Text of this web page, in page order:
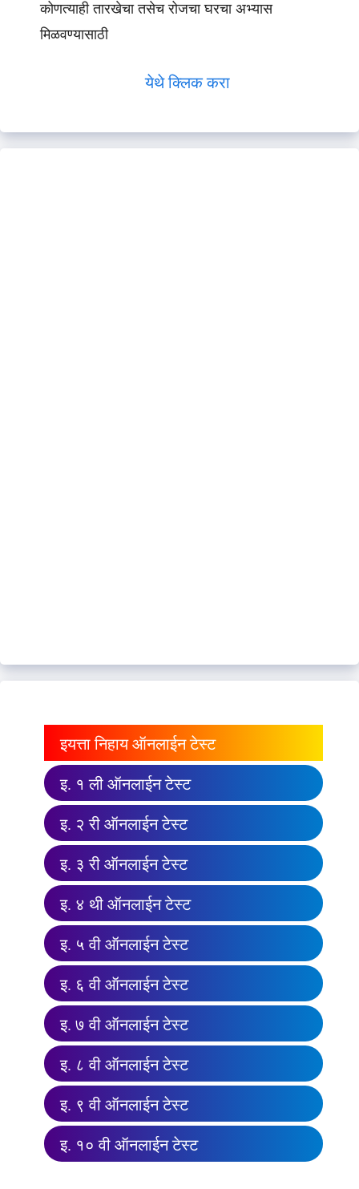
कोणत्याही तारखेचा तसेच रोजचा घरचा अभ्यास
मिळवण्यासाठी
येथे क्लिक करा
इयत्ता निहाय ऑनलाईन टेस्ट
इ. १ ली ऑनलाईन टेस्ट
इ. २ री ऑनलाईन टेस्ट
इ. ३ री ऑनलाईन टेस्ट
इ. ४ थी ऑनलाईन टेस्ट
इ. ५ वी ऑनलाईन टेस्ट
इ. ६ वी ऑनलाईन टेस्ट
इ. ७ वी ऑनलाईन टेस्ट
इ. ८ वी ऑनलाईन टेस्ट
इ. ९ वी ऑनलाईन टेस्ट
इ. १० वी ऑनलाईन टेस्ट